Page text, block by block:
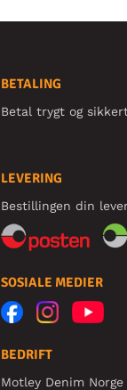
BETALING
Betal trygt og
LEVERING
Bestillingen din
SOSIALE MEDIER
BEDRIFT
Motley Denim Norge